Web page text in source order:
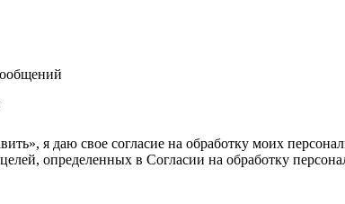
я даю свое согласие на обработку моих
определенных в Согласии на обработку